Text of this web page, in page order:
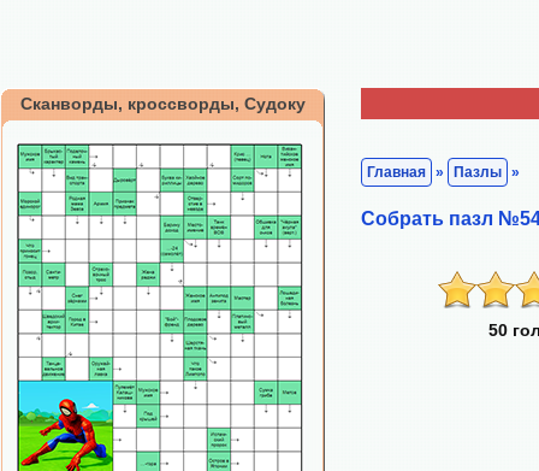
Сканворды, кроссворды, Судоку
Главная » Пазлы »
Собрать пазл
50